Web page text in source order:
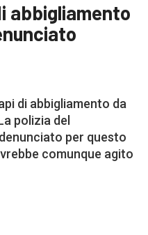
abbigliamento
di abbigliamento da
polizia del
per questo
comunque agito